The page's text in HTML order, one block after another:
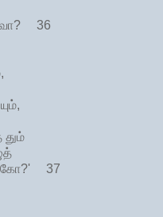
வோ? 36
கோ?' 37